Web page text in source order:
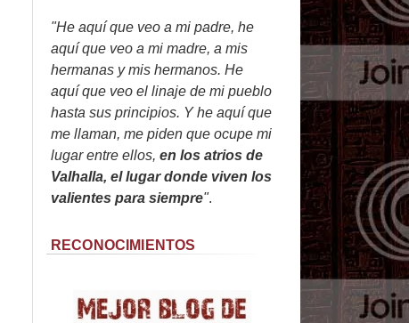
"He aquí que veo a mi padre, he
aquí que veo a mi madre, a mis
hermanas y mis hermanos. He
aquí que veo el linaje de mi pueblo
hasta sus principios. Y he aquí que
me llaman, me piden que ocupe mi
lugar entre ellos, en los atrios de
Valhalla, el lugar donde viven los
valientes para siempre".
RECONOCIMIENTOS